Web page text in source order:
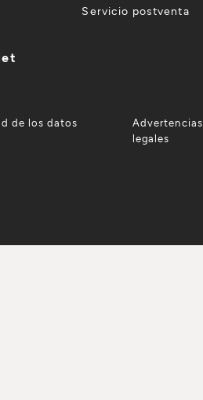
Servicio postventa
de los datos
Advertencias
legales